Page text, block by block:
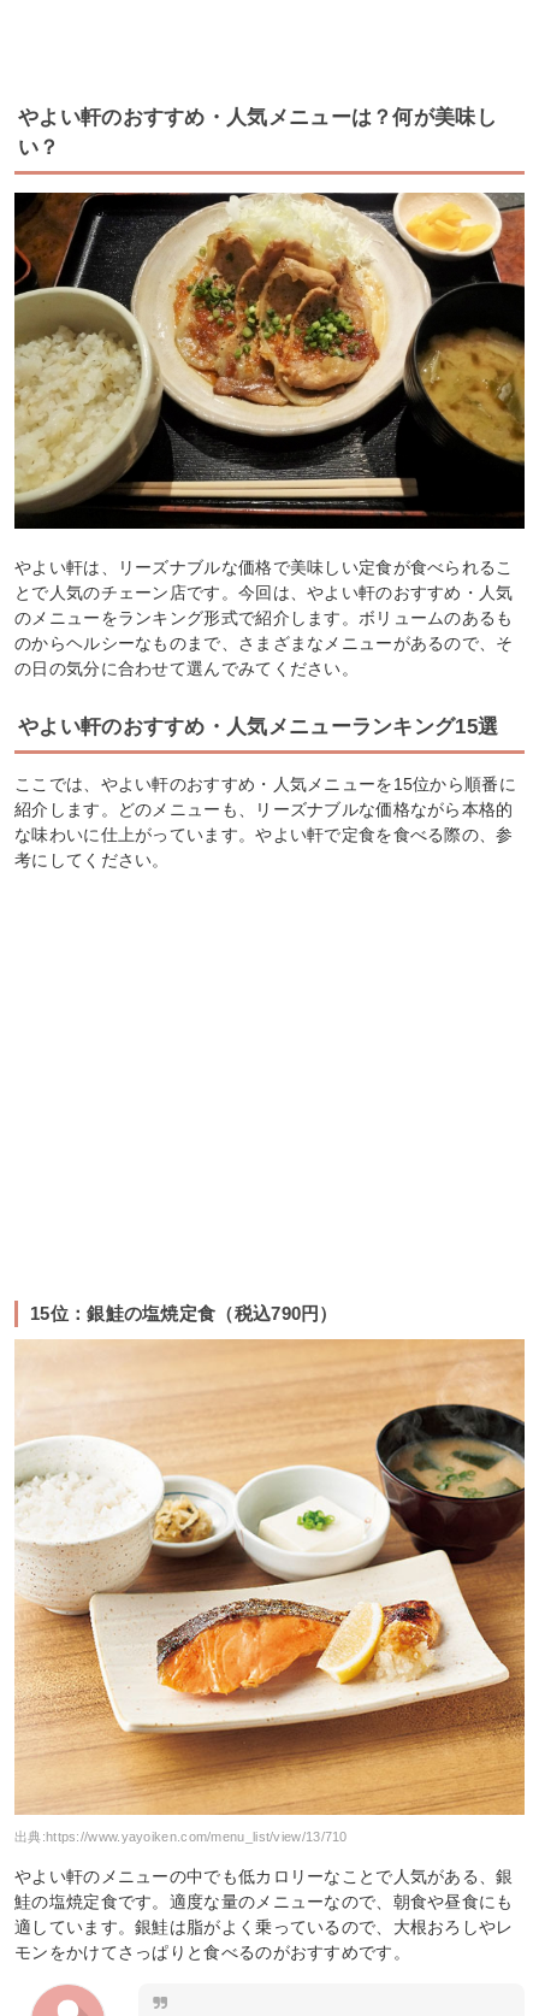
やよい軒のおすすめ・人気メニューは？何が美味し
い？
やよい軒は、リーズナブルな価格で美味しい定食が食べられるこ
とで人気のチェーン店です。今回は、やよい軒のおすすめ・人気
のメニューをランキング形式で紹介します。ボリュームのあるも
のからヘルシーなものまで、さまざまなメニューがあるので、そ
の日の気分に合わせて選んでみてください。
やよい軒のおすすめ・人気メニューランキング15選
ここでは、やよい軒のおすすめ・人気メニューを15位から順番に
紹介します。どのメニューも、リーズナブルな価格ながら本格的
な味わいに仕上がっています。やよい軒で定食を食べる際の、参
考にしてください。
15位：銀鮭の塩焼定食（税込790円）
出典:https://www.yayoiken.com/menu_list/view/13/710
やよい軒のメニューの中でも低カロリーなことで人気がある、銀
鮭の塩焼定食です。適度な量のメニューなので、朝食や昼食にも
適しています。銀鮭は脂がよく乗っているので、大根おろしやレ
モンをかけてさっぱりと食べるのがおすすめです。